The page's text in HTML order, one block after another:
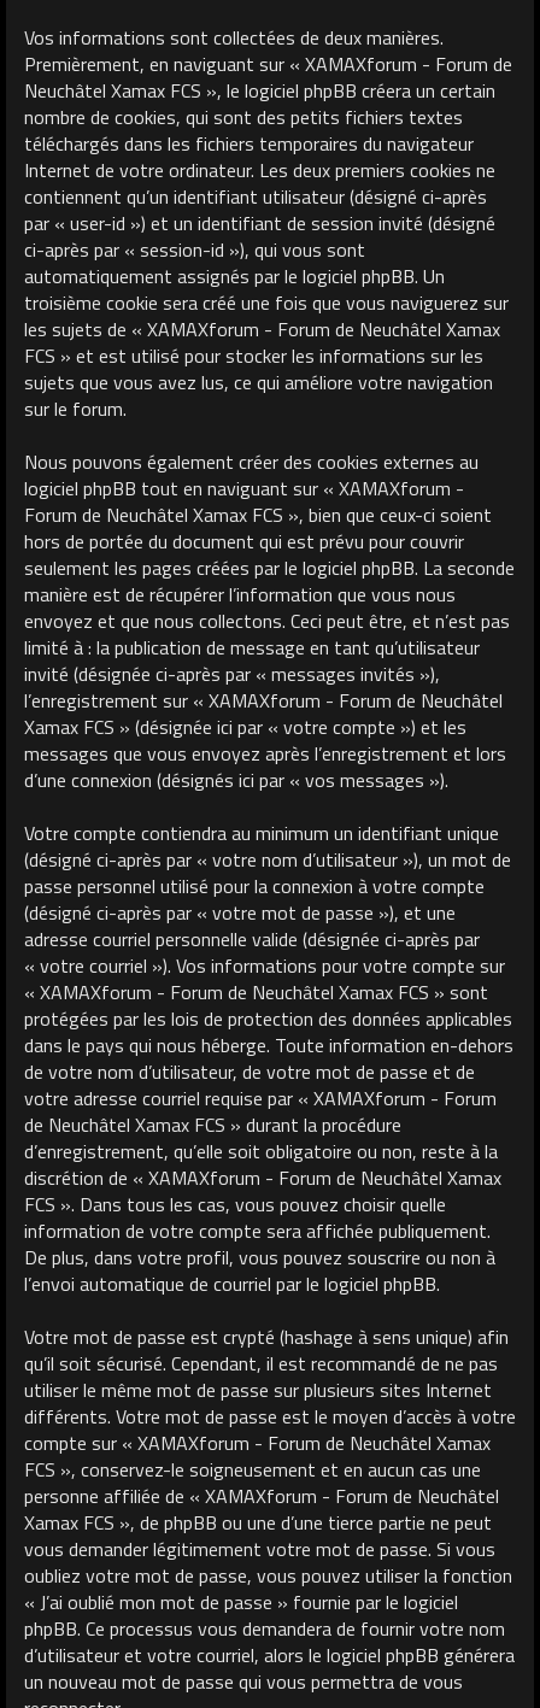
Vos informations sont collectées de deux manières.
Premièrement, en naviguant sur « XAMAXforum - Forum de
Neuchâtel Xamax FCS », le logiciel phpBB créera un certain
nombre de cookies, qui sont des petits fichiers textes
téléchargés dans les fichiers temporaires du navigateur
Internet de votre ordinateur. Les deux premiers cookies ne
contiennent qu’un identifiant utilisateur (désigné ci-après
par « user-id ») et un identifiant de session invité (désigné
ci-après par « session-id »), qui vous sont
automatiquement assignés par le logiciel phpBB. Un
troisième cookie sera créé une fois que vous naviguerez sur
les sujets de « XAMAXforum - Forum de Neuchâtel Xamax
FCS » et est utilisé pour stocker les informations sur les
sujets que vous avez lus, ce qui améliore votre navigation
sur le forum.
Nous pouvons également créer des cookies externes au
logiciel phpBB tout en naviguant sur « XAMAXforum -
Forum de Neuchâtel Xamax FCS », bien que ceux-ci soient
hors de portée du document qui est prévu pour couvrir
seulement les pages créées par le logiciel phpBB. La seconde
manière est de récupérer l’information que vous nous
envoyez et que nous collectons. Ceci peut être, et n’est pas
limité à : la publication de message en tant qu’utilisateur
invité (désignée ci-après par « messages invités »),
l’enregistrement sur « XAMAXforum - Forum de Neuchâtel
Xamax FCS » (désignée ici par « votre compte ») et les
messages que vous envoyez après l’enregistrement et lors
d’une connexion (désignés ici par « vos messages »).
Votre compte contiendra au minimum un identifiant unique
(désigné ci-après par « votre nom d’utilisateur »), un mot de
passe personnel utilisé pour la connexion à votre compte
(désigné ci-après par « votre mot de passe »), et une
adresse courriel personnelle valide (désignée ci-après par
« votre courriel »). Vos informations pour votre compte sur
« XAMAXforum - Forum de Neuchâtel Xamax FCS » sont
protégées par les lois de protection des données applicables
dans le pays qui nous héberge. Toute information en-dehors
de votre nom d’utilisateur, de votre mot de passe et de
votre adresse courriel requise par « XAMAXforum - Forum
de Neuchâtel Xamax FCS » durant la procédure
d’enregistrement, qu’elle soit obligatoire ou non, reste à la
discrétion de « XAMAXforum - Forum de Neuchâtel Xamax
FCS ». Dans tous les cas, vous pouvez choisir quelle
information de votre compte sera affichée publiquement.
De plus, dans votre profil, vous pouvez souscrire ou non à
l’envoi automatique de courriel par le logiciel phpBB.
Votre mot de passe est crypté (hashage à sens unique) afin
qu’il soit sécurisé. Cependant, il est recommandé de ne pas
utiliser le même mot de passe sur plusieurs sites Internet
différents. Votre mot de passe est le moyen d’accès à votre
compte sur « XAMAXforum - Forum de Neuchâtel Xamax
FCS », conservez-le soigneusement et en aucun cas une
personne affiliée de « XAMAXforum - Forum de Neuchâtel
Xamax FCS », de phpBB ou une d’une tierce partie ne peut
vous demander légitimement votre mot de passe. Si vous
oubliez votre mot de passe, vous pouvez utiliser la fonction
« J’ai oublié mon mot de passe » fournie par le logiciel
phpBB. Ce processus vous demandera de fournir votre nom
d’utilisateur et votre courriel, alors le logiciel phpBB générera
un nouveau mot de passe qui vous permettra de vous